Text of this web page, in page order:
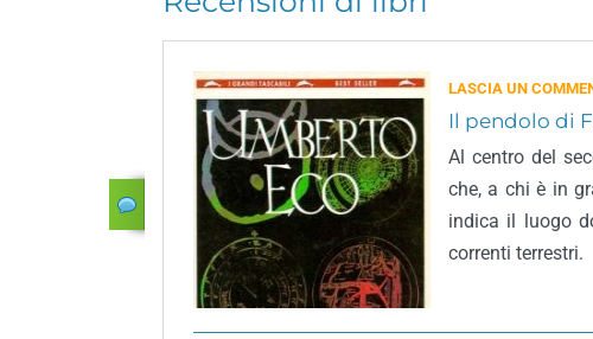
LASCIA UN
Il pendolo di
Al centro del
che, a chi è in
indica il luogo
correnti terrestri.